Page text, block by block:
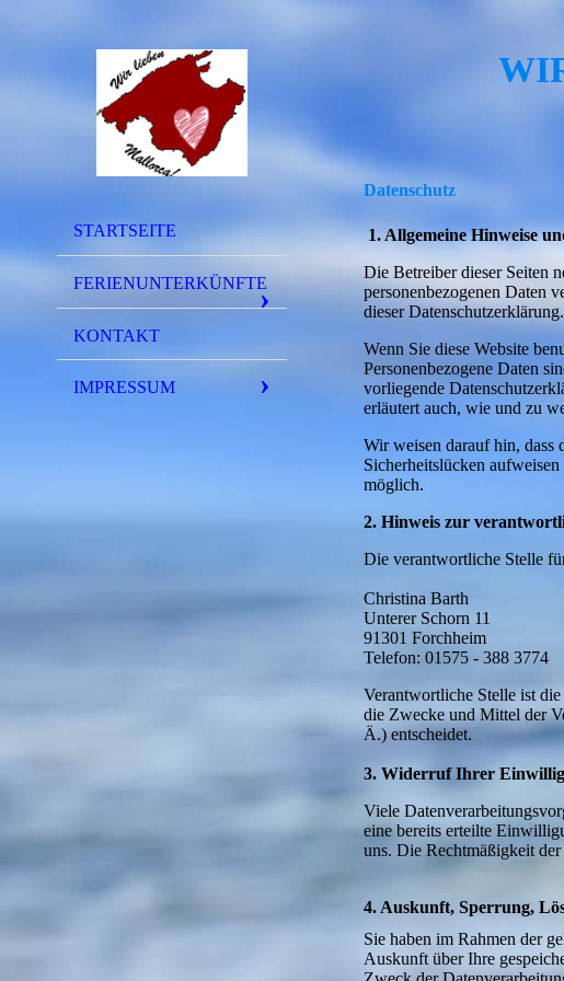
STARTSEITE
FERIENUNTERKÜNFTE
KONTAKT
IMPRESSUM
Datenschutz
1. Allgemeine Hinweise
Die Betreiber dieser Seiten
personenbezogenen Daten
dieser Datenschutzerklärung.
Wenn Sie diese Website
Personenbezogene Daten
vorliegende
erläutert auch, wie und zu
Wir weisen darauf hin,
Sicherheitslücken
möglich.
2. Hinweis zur
Die verantwortliche Stelle
Christina Barth
Unterer Schorn 11
91301 Forchheim
Telefon: 01575 - 388 3774
Verantwortliche Stelle ist
die Zwecke und Mittel der
Ä.) entscheidet.
3. Widerruf Ihrer
Viele
eine bereits erteilte
uns. Die Rechtmäßigkeit
4. Auskunft, Sperrung,
Sie haben im Rahmen der
Auskunft über Ihre